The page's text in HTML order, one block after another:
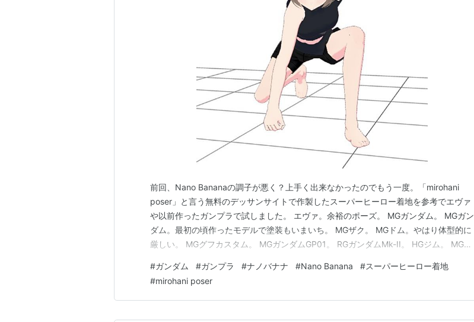
前回、Nano Bananaの調子が悪く？上手く出来なかったのでもう一度。「mirohani
poser」と言う無料のデッサンサイトで作製したスーパーヒーロー着地を参考でエヴァ
や以前作ったガンプラで試しました。 エヴァ。余裕のポーズ。 MGガンダム。 MGガン
ダム。最初の頃作ったモデルで塗装もいまいち。 MGザク。 MGドム。やはり体型的に
厳しい。 MGグフカスタム。 MGガンダムGP01。 RGガンダムMk-II。 HGジム。 MGズ
ーズを維持したまま、テーブルの上にカッコよく並べてください」ポーズはバラバ…
#ガンダム #ガンプラ #ナノバナナ #Nano Banana #スーパーヒーロー着地
#mirohani poser